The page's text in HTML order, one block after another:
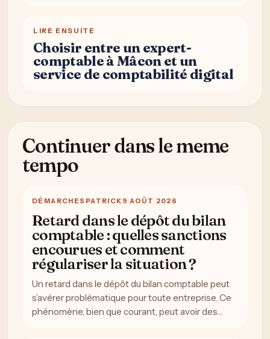
LIRE ENSUITE
Choisir entre un expert-
comptable à Mâcon et un
service de comptabilité digital
Continuer dans le meme
tempo
DÉMARCHES PATRICK 9 AOÛT 2026
Retard dans le dépôt du bilan
comptable : quelles sanctions
encourues et comment
régulariser la situation ?
Un retard dans le dépôt du bilan comptable peut
s’avérer problématique pour toute entreprise. Ce
phénomène, bien que courant, peut avoir des…